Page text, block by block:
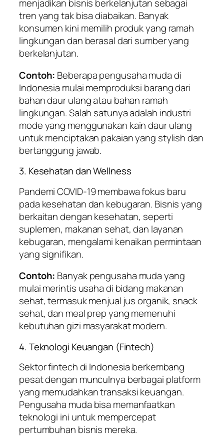
menjadikan bisnis berkelanjutan sebagai
tren yang tak bisa diabaikan. Banyak
konsumen kini memilih produk yang ramah
lingkungan dan berasal dari sumber yang
berkelanjutan.
Contoh: Beberapa pengusaha muda di
Indonesia mulai memproduksi barang dari
bahan daur ulang atau bahan ramah
lingkungan. Salah satunya adalah industri
mode yang menggunakan kain daur ulang
untuk menciptakan pakaian yang stylish dan
bertanggung jawab.
3. Kesehatan dan Wellness
Pandemi COVID-19 membawa fokus baru
pada kesehatan dan kebugaran. Bisnis yang
berkaitan dengan kesehatan, seperti
suplemen, makanan sehat, dan layanan
kebugaran, mengalami kenaikan permintaan
yang signifikan.
Contoh: Banyak pengusaha muda yang
mulai merintis usaha di bidang makanan
sehat, termasuk menjual jus organik, snack
sehat, dan meal prep yang memenuhi
kebutuhan gizi masyarakat modern.
4. Teknologi Keuangan (Fintech)
Sektor fintech di Indonesia berkembang
pesat dengan munculnya berbagai platform
yang memudahkan transaksi keuangan.
Pengusaha muda bisa memanfaatkan
teknologi ini untuk mempercepat
pertumbuhan bisnis mereka.